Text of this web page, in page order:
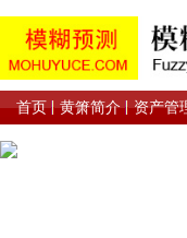
首页 黄箫简介 资产管